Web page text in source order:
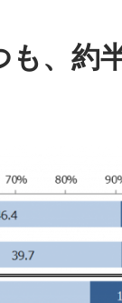
、約